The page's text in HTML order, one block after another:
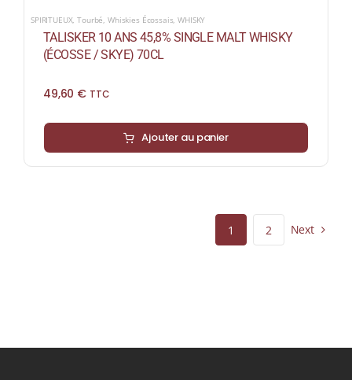
SPIRITUEUX,Tourbé, Whiskies Écossais,WHISKY
TALISKER 10 ANS 45,8% SINGLE MALT WHISKY
(ÉCOSSE / SKYE) 70CL
49,60 € TTC
Ajouter au panier
1 2 Next